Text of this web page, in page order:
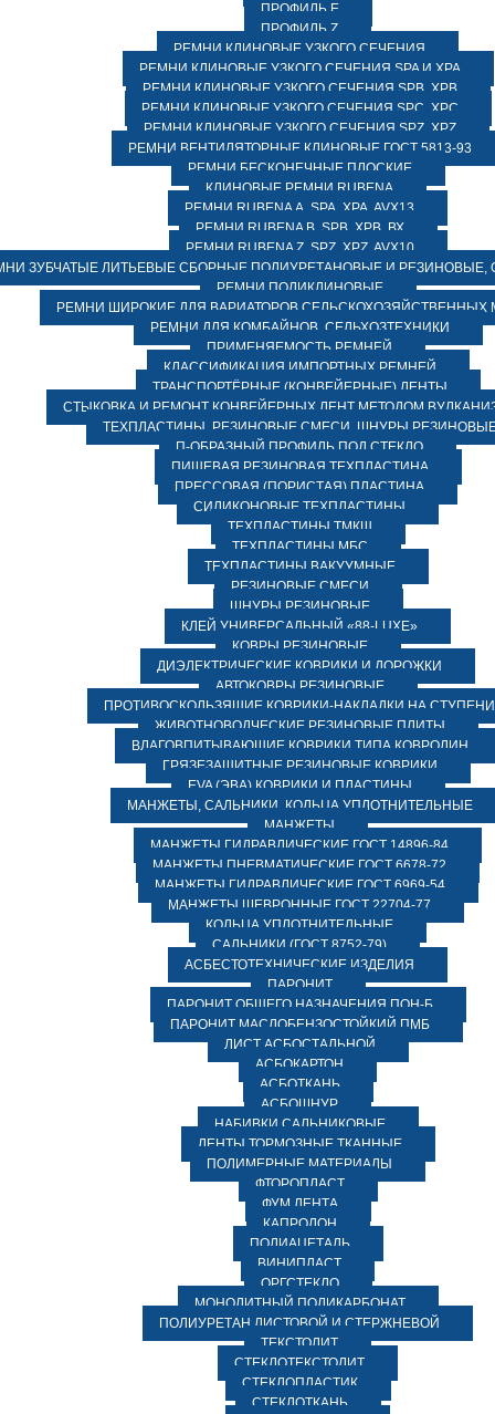
ПРОФИЛЬ E
ПРОФИЛЬ Z
РЕМНИ КЛИНОВЫЕ УЗКОГО СЕЧЕНИЯ
РЕМНИ КЛИНОВЫЕ УЗКОГО СЕЧЕНИЯ SPA И XPA
РЕМНИ КЛИНОВЫЕ УЗКОГО СЕЧЕНИЯ SPB, XPB
РЕМНИ КЛИНОВЫЕ УЗКОГО СЕЧЕНИЯ SPC, XPC
РЕМНИ КЛИНОВЫЕ УЗКОГО СЕЧЕНИЯ SPZ, XPZ
РЕМНИ ВЕНТИЛЯТОРНЫЕ КЛИНОВЫЕ ГОСТ 5813-93
РЕМНИ БЕСКОНЕЧНЫЕ ПЛОСКИЕ
КЛИНОВЫЕ РЕМНИ RUBENA
РЕМНИ RUBENA А, SPA, XPA, AVX13
РЕМНИ RUBENA В, SPВ, ХPВ, ВХ
РЕМНИ RUBENA Z, SPZ, XPZ, AVX10
ЗУБЧАТЫЕ ЛИТЬЕВЫЕ СБОРНЫЕ ПОЛИУРЕТАНОВЫЕ И РЕЗИНОВЫЕ,
РЕМНИ ПОЛИКЛИНОВЫЕ
РЕМНИ ШИРОКИЕ ДЛЯ ВАРИАТОРОВ СЕЛЬСКОХОЗЯЙСТВЕННЫХ
РЕМНИ ДЛЯ КОМБАЙНОВ, СЕЛЬХОЗТЕХНИКИ
ПРИМЕНЯЕМОСТЬ РЕМНЕЙ
КЛАССИФИКАЦИЯ ИМПОРТНЫХ РЕМНЕЙ
ТРАНСПОРТЁРНЫЕ (КОНВЕЙЕРНЫЕ) ЛЕНТЫ
СТЫКОВКА И РЕМОНТ КОНВЕЙЕРНЫХ ЛЕНТ МЕТОДОМ
ТЕХПЛАСТИНЫ, РЕЗИНОВЫЕ СМЕСИ, ШНУРЫ
П-ОБРАЗНЫЙ ПРОФИЛЬ ПОД СТЕКЛО
ПИЩЕВАЯ РЕЗИНОВАЯ ТЕХПЛАСТИНА
ПРЕССОВАЯ (ПОРИСТАЯ) ПЛАСТИНА
СИЛИКОНОВЫЕ ТЕХПЛАСТИНЫ
ТЕХПЛАСТИНЫ ТМКЩ
ТЕХПЛАСТИНЫ МБС
ТЕХПЛАСТИНЫ ВАКУУМНЫЕ
РЕЗИНОВЫЕ СМЕСИ
ШНУРЫ РЕЗИНОВЫЕ
КЛЕЙ УНИВЕРСАЛЬНЫЙ «88-LUXE»
КОВРЫ РЕЗИНОВЫЕ
ДИЭЛЕКТРИЧЕСКИЕ КОВРИКИ И ДОРОЖКИ
АВТОКОВРЫ РЕЗИНОВЫЕ
ПРОТИВОСКОЛЬЗЯЩИЕ КОВРИКИ-НАКЛАДКИ НА СТУПЕНИ
ЖИВОТНОВОДЧЕСКИЕ РЕЗИНОВЫЕ ПЛИТЫ
ВЛАГОВПИТЫВАЮЩИЕ КОВРИКИ ТИПА КОВРОЛИН
ГРЯЗЕЗАЩИТНЫЕ РЕЗИНОВЫЕ КОВРИКИ
EVA (ЭВА) КОВРИКИ И ПЛАСТИНЫ
МАНЖЕТЫ, САЛЬНИКИ, КОЛЬЦА УПЛОТНИТЕЛЬНЫЕ
МАНЖЕТЫ
МАНЖЕТЫ ГИДРАВЛИЧЕСКИЕ ГОСТ 14896-84
МАНЖЕТЫ ПНЕВМАТИЧЕСКИЕ ГОСТ 6678-72
МАНЖЕТЫ ГИДРАВЛИЧЕСКИЕ ГОСТ 6969-54
МАНЖЕТЫ ШЕВРОННЫЕ ГОСТ 22704-77
КОЛЬЦА УПЛОТНИТЕЛЬНЫЕ
САЛЬНИКИ (ГОСТ 8752-79)
АСБЕСТОТЕХНИЧЕСКИЕ ИЗДЕЛИЯ
ПАРОНИТ
ПАРОНИТ ОБЩЕГО НАЗНАЧЕНИЯ ПОН-Б
ПАРОНИТ МАСЛОБЕНЗОСТОЙКИЙ ПМБ
ЛИСТ АСБОСТАЛЬНОЙ
АСБОКАРТОН
АСБОТКАНЬ
АСБОШНУР
НАБИВКИ САЛЬНИКОВЫЕ
ЛЕНТЫ ТОРМОЗНЫЕ ТКАННЫЕ
ПОЛИМЕРНЫЕ МАТЕРИАЛЫ
ФТОРОПЛАСТ
ФУМ ЛЕНТА
КАПРОЛОН
ПОЛИАЦЕТАЛЬ
ВИНИПЛАСТ
ОРГСТЕКЛО
МОНОЛИТНЫЙ ПОЛИКАРБОНАТ
ПОЛИУРЕТАН ЛИСТОВОЙ И СТЕРЖНЕВОЙ
ТЕКСТОЛИТ
СТЕКЛОТЕКСТОЛИТ
СТЕКЛОПЛАСТИК
СТЕКЛОТКАНЬ